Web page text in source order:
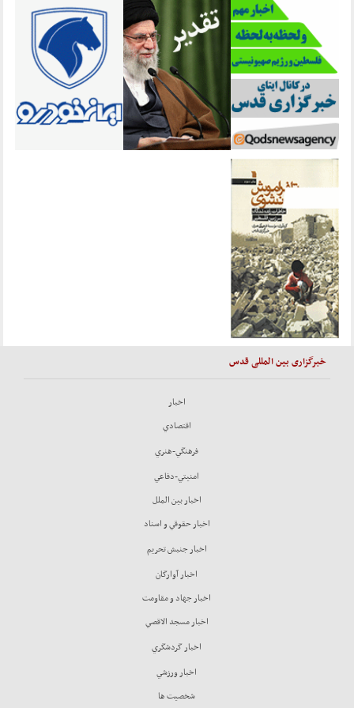
خبرگزاری بین المللی قدس
اخبار
اقتصادي
فرهنگي-هنري
امنيتي-دفاعي
اخبار بين الملل
اخبار حقوقي و اسناد
اخبار جنبش تحريم
اخبار آوارگان
اخبار جهاد و مقاومت
اخبار مسجد الاقصي
اخبار گردشگري
اخبار ورزشي
شخصيت ها